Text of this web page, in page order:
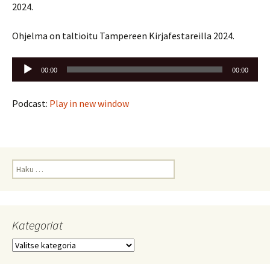
2024.
Ohjelma on taltioitu Tampereen Kirjafestareilla 2024.
Äänitoistin
00:00 00:00
Podcast: Play in new window
Haku:
Kategoriat
Kategoriat